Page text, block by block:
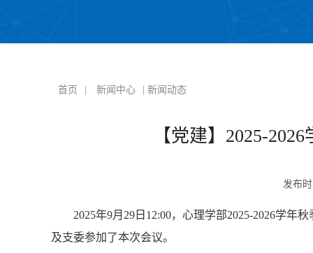
首页 新闻中心 | 新闻动态
【党建】2025-
发布
2025年9月29日12:00，心理学部2025-2026学
及支委参加了本次会议。